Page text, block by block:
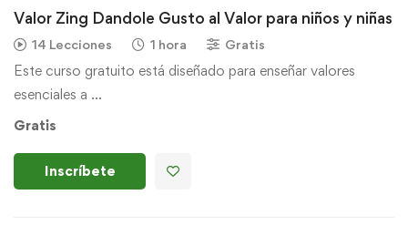
Valor Zing Dandole Gusto al Valor para niños y niñas
14 Lecciones 1 hora Gratis
Este curso gratuito está diseñado para enseñar valores
esenciales a …
Gratis
Inscríbete